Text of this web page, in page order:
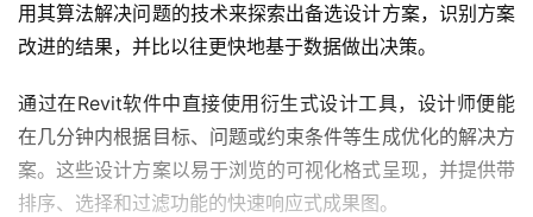
用其算法解决问题的技术来探索出备选设计方案，识别方案
改进的结果，并比以往更快地基于数据做出决策。
通过在Revit软件中直接使用衍生式设计工具，设计师便能
在几分钟内根据目标、问题或约束条件等生成优化的解决方
案。这些设计方案以易于浏览的可视化格式呈现，并提供带
排序、选择和过滤功能的快速响应式成果图。